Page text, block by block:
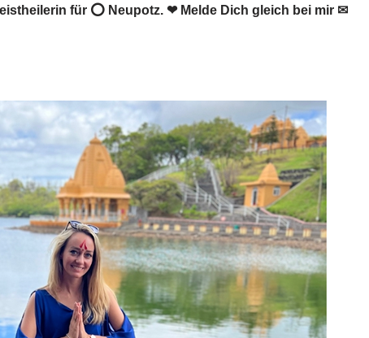
für ⭕ Neupotz. ❤ Melde Dich gleich bei mir ✉